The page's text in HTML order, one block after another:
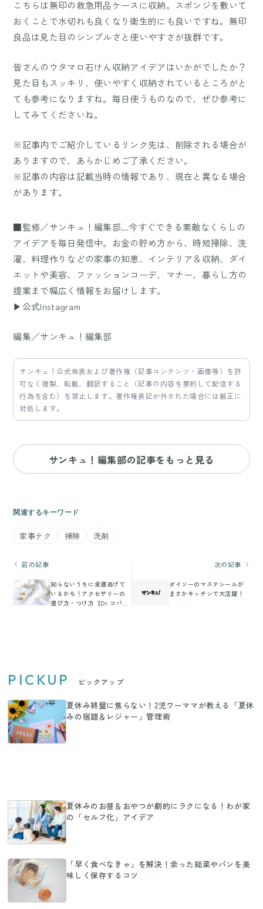
こちらは無印の救急用品ケースに収納。スポンジを敷いて
おくことで水切れも良くなり衛生的にも良いですね。無印
良品は見た目のシンプルさと使いやすさが抜群です。
皆さんのウタマロ石けん収納アイデアはいかがでしたか？
見た目もスッキリ、使いやすく収納されているところがと
ても参考になりますね。毎日使うものなので、ぜひ参考に
してみてくださいね。
※記事内でご紹介しているリンク先は、削除される場合が
ありますので、あらかじめご了承ください。
※記事の内容は記載当時の情報であり、現在と異なる場合
があります。
■監修／サンキュ！編集部…今すぐできる素敵なくらしの
アイデアを毎日発信中。お金の貯め方から、時短掃除、洗
濯、料理作りなどの家事の知恵、インテリア＆収納、ダイ
エットや美容、ファッションコーデ、マナー、暮らし方の
提案まで幅広く情報をお届けします。
▶公式Instagram
編集／サンキュ！編集部
サンキュ！公式発表および著作権（記事コンテンツ・画像等）を許
可なく複製、転載、翻訳すること（記事の内容を要約して配信する
行為を含む）を禁止します。著作権表記が外された場合には厳正に
対処します。
サンキュ！編集部の記事をもっと見る
関連するキーワード
家事テク 掃除 洗剤
前の記事
知らないうちに金運逃げて
いるかも！アクセサリーの
選び方・つけ方【Dr.コパの
次の記事
ダイソーのマステシールが
まさかキッチンで大活躍！
PICKUP ピックアップ
夏休み終盤に焦らない！2児ワーママが教える「夏休
みの宿題＆レジャー」管理術
夏休みのお昼＆おやつが劇的にラクになる！わが家
の「セルフ化」アイデア
「早く食べなきゃ」を解決！余った総菜やパンを美
味しく保存するコツ